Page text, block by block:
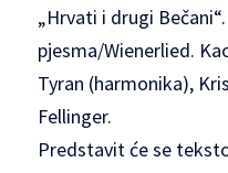
„Hrvati i drugi
pjesma/Wienerlied.
Tyran (harmonika),
Fellinger.
Predstavit će se